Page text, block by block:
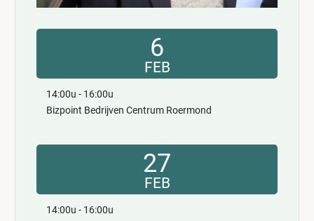
6
FEB
14:00u - 16:00u
Bizpoint Bedrijven Centrum Roermond
27
FEB
14:00u - 16:00u